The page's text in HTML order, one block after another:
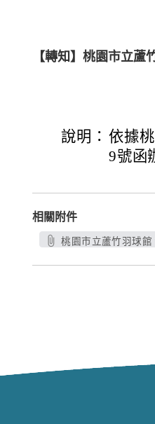
【轉知】桃園市立
說明： 依據
9號函
相關附件
桃園市立蘆竹羽球